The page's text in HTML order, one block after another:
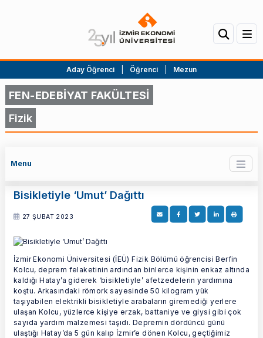
Aday Öğrenci Öğrenci Mezun
FEN-EDEBİYAT FAKÜLTESİ
Fizik
Menu
Bisikletiyle ‘Umut’ Dağıttı
27 ŞUBAT 2023
İzmir Ekonomi Üniversitesi (İEÜ) Fizik Bölümü öğrencisi Berfin
Kolcu, deprem felaketinin ardından binlerce kişinin enkaz altında
kaldığı Hatay’a giderek ‘bisikletiyle’ afetzedelerin yardımına
koştu. Arkasındaki römork sayesinde 50 kilogram yük
taşıyabilen elektrikli bisikletiyle arabaların giremediği yerlere
ulaşan Kolcu, yüzlerce kişiye erzak, battaniye ve giysi gibi çok
sayıda yardım malzemesi taşıdı. Depremin dördüncü günü
ulaştığı Hatay’da 5 gün kalıp İzmir’e dönen Kolcu, geçtiğimiz